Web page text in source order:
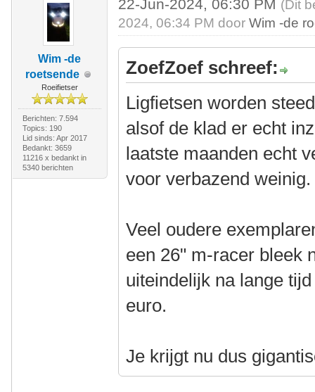
Wim -de
roetsende
Roeifietser
Berichten: 7.594
Topics: 190
Lid sinds: Apr 2017
Bedankt: 3659
11216 x bedankt in
5340 berichten
22-Jun-2024, 06:30 PM (Dit
2024, 06:34 PM doorWim -de
ZoefZoef schreef:
Ligfietsen worden
alsof de klad er echt
laatste maanden echt
voor verbazend weinig.
Veel oudere
een 26" m-racer bleek
uiteindelijk na lange
euro.
Je krijgt nu dus